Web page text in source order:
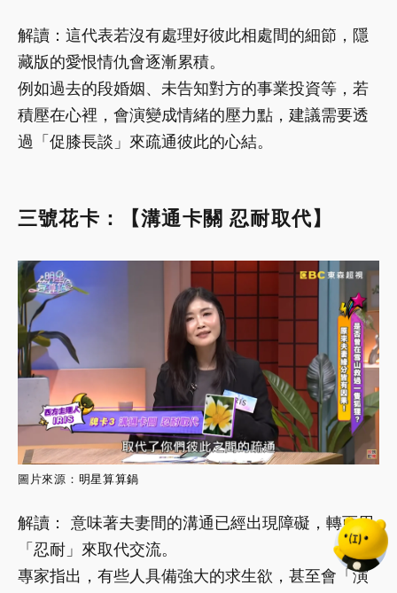
解讀：這代表若沒有處理好彼此相處間的細節，隱
藏版的愛恨情仇會逐漸累積。
例如過去的段婚姻、未告知對方的事業投資等，若
積壓在心裡，會演變成情緒的壓力點，建議需要透
過「促膝長談」來疏通彼此的心結。
三號花卡：【溝通卡關 忍耐取代】
圖片來源： 明星算算鍋
解讀： 意味著夫妻間的溝通已經出現障礙，轉而用
「忍耐」來取代交流。
專家指出，有些人具備強大的求生欲，甚至會「演